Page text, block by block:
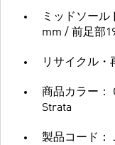
ミッドソール
mm / 前足部
リサイクル・
商品カラー：
Strata
製品コード：